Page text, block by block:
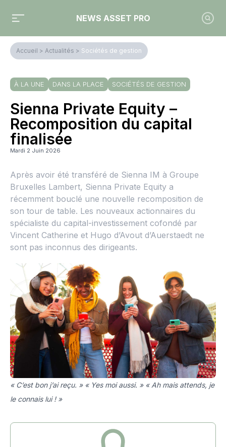
NEWS ASSET PRO
Accueil > Actualités > Sociétés de gestion
À LA UNE DANS LA PLACE SOCIÉTÉS DE GESTION
Sienna Private Equity –
Recomposition du capital
finalisée
Mardi 2 Juin 2026
Après avoir été transféré de Sienna IM à Groupe
Bruxelles Lambert, Sienna Private Equity a
récemment bouclé une nouvelle recomposition de
son tour de table. Les nouveaux actionnaires du
spécialiste du capital-investissement cofondé par
Vincent Catherine et Hugo d’Avout d’Auerstaedt ne
sont pas inconnus des dirigeants.
« C’est bon j’ai reçu. » « Yes moi aussi. » « Ah mais attends, je
le connais lui ! »